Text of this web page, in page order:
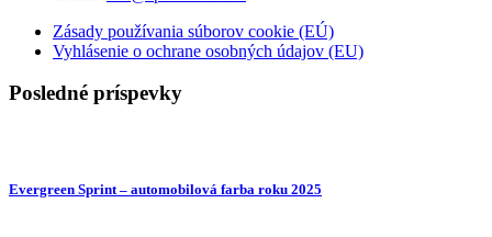
Zásady používania súborov cookie (EÚ)
Vyhlásenie o ochrane osobných údajov (EU)
Posledné príspevky
Evergreen Sprint – automobilová farba roku 2025